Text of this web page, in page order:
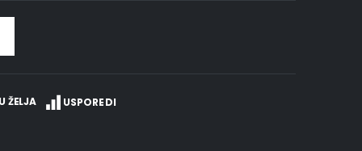
ŽELJA USPOREDI